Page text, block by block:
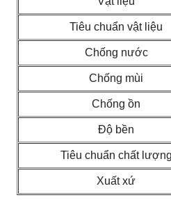
Tiêu chuẩn vật liệu
Chống nước
Chống mùi
Chống ồn
Độ bền
Tiêu chuẩn chất lượng
Xuất xứ